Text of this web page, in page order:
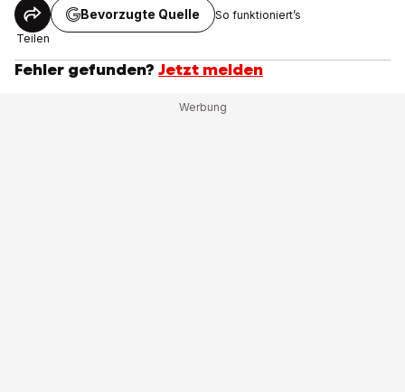
Teilen
Bevorzugte Quelle So funktioniert’s
Fehler gefunden? Jetzt melden